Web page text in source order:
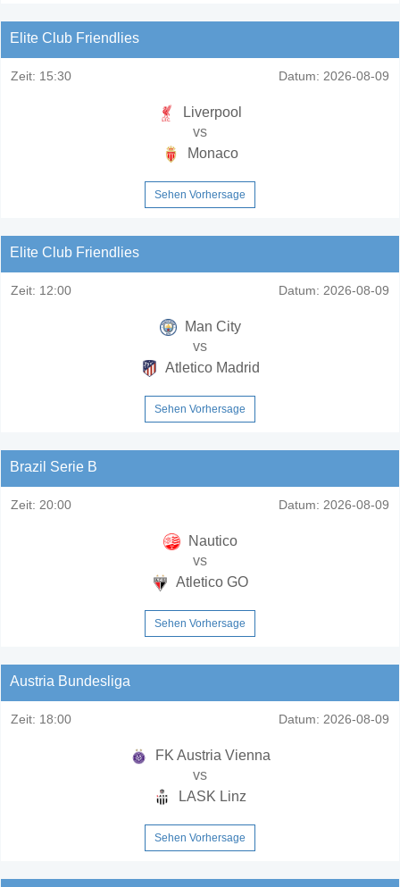
Elite Club Friendlies
Zeit: 15:30 Datum: 2026-08-09
Liverpool
vs
Monaco
Sehen Vorhersage
Elite Club Friendlies
Zeit: 12:00 Datum: 2026-08-09
Man City
vs
Atletico Madrid
Sehen Vorhersage
Brazil Serie B
Zeit: 20:00 Datum: 2026-08-09
Nautico
vs
Atletico GO
Sehen Vorhersage
Austria Bundesliga
Zeit: 18:00 Datum: 2026-08-09
FK Austria Vienna
vs
LASK Linz
Sehen Vorhersage